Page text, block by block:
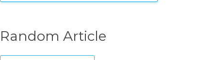
Random Article